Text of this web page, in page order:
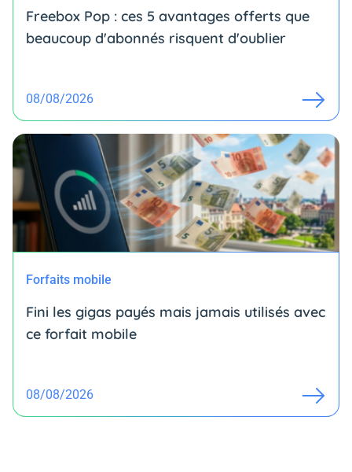
Freebox Pop : ces 5 avantages offerts que
beaucoup d'abonnés risquent d'oublier
08/08/2026
Forfaits mobile
Fini les gigas payés mais jamais utilisés avec
ce forfait mobile
08/08/2026